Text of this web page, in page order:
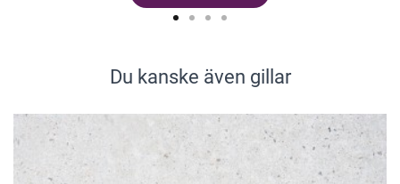
Du kanske även gillar